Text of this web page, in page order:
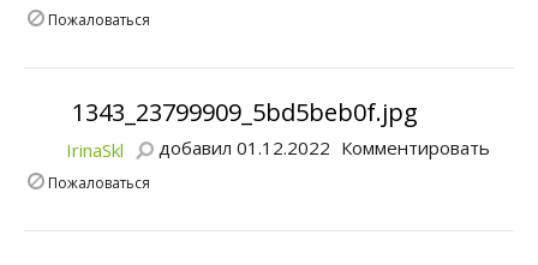
Пожаловаться
1343_23799909_5bd5beb0f.jpg
IrinaSkl добавил 01.12.2022 Комментировать
Пожаловаться